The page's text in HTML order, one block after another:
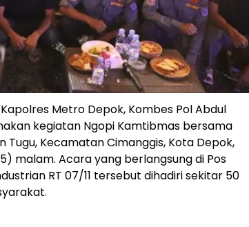
Metro Depok, Kombes Pol Abdul
kegiatan Ngopi Kamtibmas bersama
Tugu, Kecamatan Cimanggis, Kota Depok,
malam. Acara yang berlangsung di Pos
RT 07/11 tersebut dihadiri sekitar 50